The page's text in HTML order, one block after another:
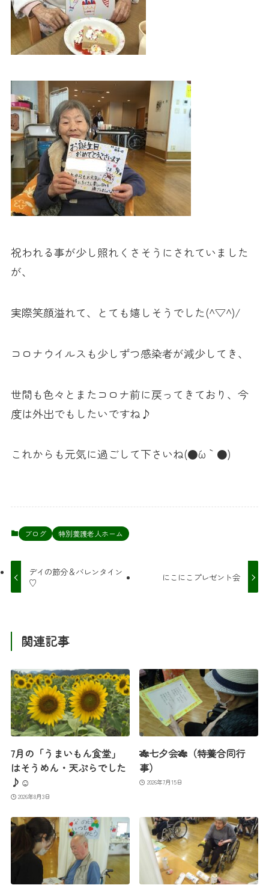
祝われる事が少し照れくさそうにされていました
が、
実際笑顔溢れて、とても嬉しそうでした(^▽^)/
コロナウイルスも少しずつ感染者が減少してき、
世間も色々とまたコロナ前に戻ってきており、今
度は外出でもしたいですね♪
これからも元気に過ごして下さいね(●´ω｀●)
ブログ 特別養護老人ホーム
デイの節分＆バレンタイン
♡
にこにこプレゼント会
関連記事
7月の「うまいもん食堂」
はそうめん・天ぷらでした
♪☺
2026年8月3日
🎋七夕会🎋（特養合同行
事）
2026年7月15日